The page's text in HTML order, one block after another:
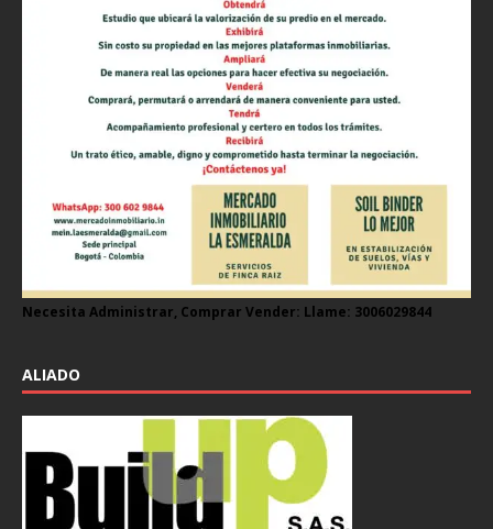
Necesita Administrar, Comprar Vender: Llame: 3006029844
ALIADO